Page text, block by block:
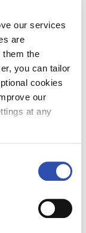
our services
are
them the
you can tailor
cookies
our
at any